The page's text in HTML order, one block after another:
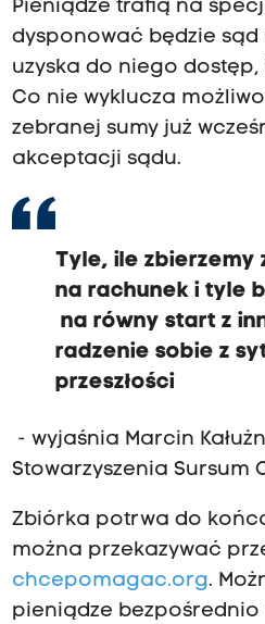
Pieniądze trafią na
dysponować będzie sąd
uzyska do niego dostęp,
Co nie wyklucza
zebranej sumy już
akceptacji sądu.
Tyle, ile zbierzemy
na rachunek i tyle
na równy start z
radzenie sobie z
przeszłości
- wyjaśnia Marcin
Stowarzyszenia Sursum
Zbiórka potrwa do
można przekazywać
chcepomagac.org.
pieniądze bezpośrednio